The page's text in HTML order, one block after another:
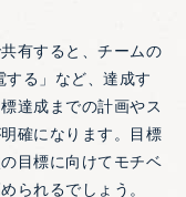
有すると、チームの
る」など、達成す
達成までの計画やス
確になります。目標
目標に向けてモチベ
られるでしょう。